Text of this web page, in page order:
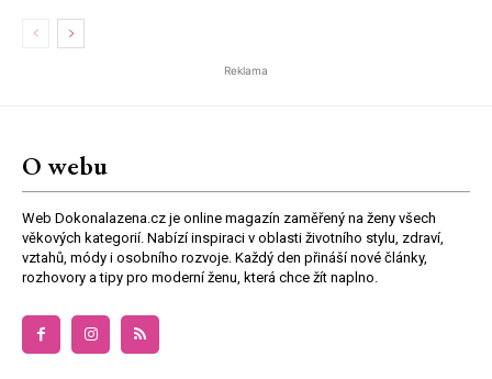
Reklama
O webu
Web Dokonalazena.cz je online magazín zaměřený na ženy všech
věkových kategorií. Nabízí inspiraci v oblasti životního stylu, zdraví,
vztahů, módy i osobního rozvoje. Každý den přináší nové články,
rozhovory a tipy pro moderní ženu, která chce žít naplno.